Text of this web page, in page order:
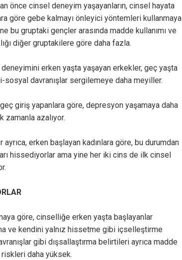
önce cinsel deneyim yaşayanların, cinsel hayata
göre gebe kalmayı önleyici yöntemleri kullanmaya
bu gruptaki gençler arasında madde kullanımı ve
diğer gruptakilere göre daha fazla.
erken yaşta yaşayan erkekler, geç yaşta
davranışlar sergilemeye daha meyiller.
giriş yapanlara göre, depresyon yaşamaya daha
zamanla azalıyor.
erken başlayan kadınlara göre, bu durumdan
hissediyorlar ama yine her iki cins de ilk cinsel
göre, cinselliğe erken yaşta başlayanlar
ve kendini yalnız hissetme gibi içselleştirme
gibi dışsallaştırma belirtileri ayrıca madde
daha yüksek.